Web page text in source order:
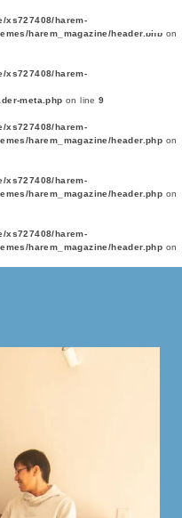
xs727408/harem-
harem_magazine/header.php on
xs727408/harem-
meta.php on line9
xs727408/harem-
harem_magazine/header.php on
xs727408/harem-
harem_magazine/header.php on
xs727408/harem-
harem_magazine/header.php on